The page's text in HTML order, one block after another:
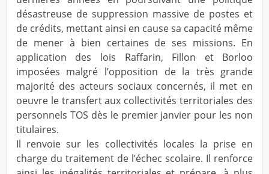
désastreuse de suppression massive de postes et
de crédits, mettant ainsi en cause sa capacité même
de mener à bien certaines de ses missions. En
application des lois Raffarin, Fillon et Borloo
imposées malgré l’opposition de la très grande
majorité des acteurs sociaux concernés, il met en
oeuvre le transfert aux collectivités territoriales des
personnels TOS dès le premier janvier pour les non
titulaires.
Il renvoie sur les collectivités locales la prise en
charge du traitement de l’échec scolaire. Il renforce